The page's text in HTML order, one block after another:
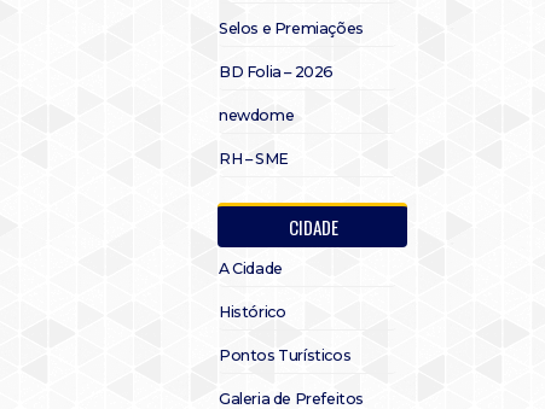
Selos e Premiações
BD Folia – 2026
newdome
RH – SME
CIDADE
A Cidade
Histórico
Pontos Turísticos
Galeria de Prefeitos